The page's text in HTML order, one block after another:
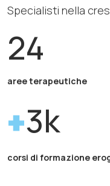
Specialisti nella
24
aree terapeutiche
3k
corsi di formazione